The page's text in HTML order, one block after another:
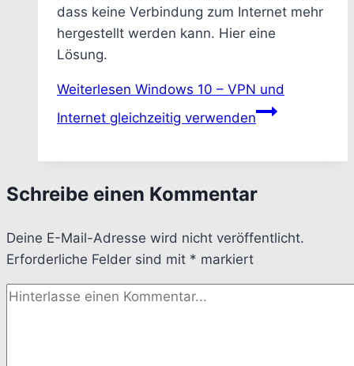
dass keine Verbindung zum Internet mehr
hergestellt werden kann. Hier eine
Lösung.
Weiterlesen Windows 10 – VPN und
Internet gleichzeitig verwenden
Schreibe einen Kommentar
Deine E-Mail-Adresse wird nicht veröffentlicht.
Erforderliche Felder sind mit * markiert